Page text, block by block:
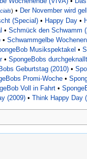
) • Der November wird
(Special) • Happy Day •
• Schmück den Schwamm
• Schwammgelbe
Musikspektakel •
• SpongeBobs
Geburtstag (2010) •
Promi-Woche •
Voll in Fahrt •
(2009) • Think Happy Day